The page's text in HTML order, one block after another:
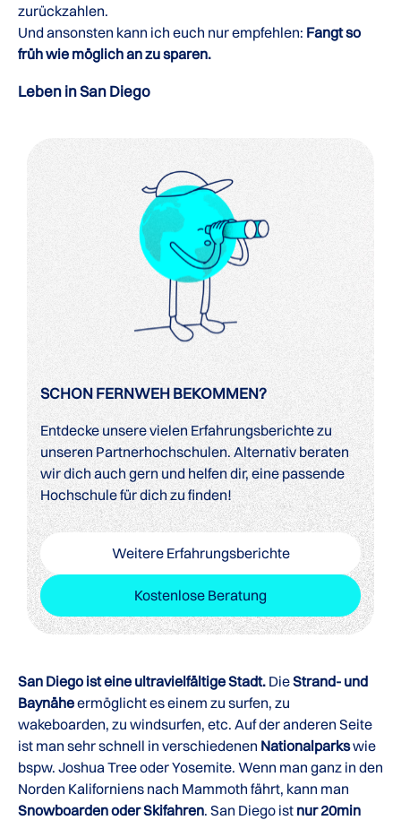
zurückzahlen.
Und ansonsten kann ich euch nur empfehlen: Fangt so
früh wie möglich an zu sparen.
Leben in San Diego
SCHON FERNWEH BEKOMMEN?
Entdecke unsere vielen Erfahrungsberichte zu
unseren Partnerhochschulen. Alternativ beraten
wir dich auch gern und helfen dir, eine passende
Hochschule für dich zu finden!
Weitere Erfahrungsberichte
Kostenlose Beratung
San Diego ist eine ultravielfältige Stadt. DieStrand- und
Baynäheermöglicht es einem zu surfen, zu
wakeboarden, zu windsurfen, etc. Auf der anderen Seite
ist man sehr schnell in verschiedenen Nationalparkswie
bspw. Joshua Tree oder Yosemite. Wenn man ganz in den
Norden Kaliforniens nach Mammoth fährt, kann man
Snowboarden oder Skifahren. San Diego ist nur 20min